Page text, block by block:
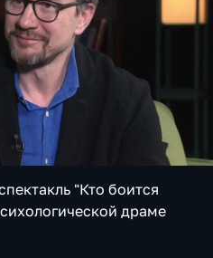
"Кто боится
драме